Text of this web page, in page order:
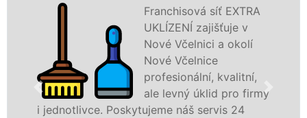
Naše společnost
UKLÍZENÍ poskytuje v
Nové Včelnici veškeré
profesionální úklidové
služby NON-STOP.
Levné úklidové služby
nabízíme pro všechny obchodní